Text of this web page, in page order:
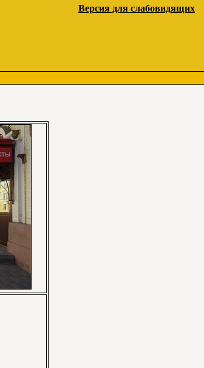
Версия для слабовидящих